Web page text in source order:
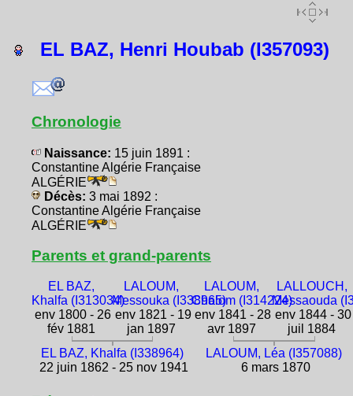
EL BAZ, Henri Houbab (I357093)
Chronologie
Naissance: 15 juin 1891 :
Constantine Algérie Française
ALGÉRIE
Décès: 3 mai 1892 :
Constantine Algérie Française
ALGÉRIE
Parents et grand-parents
EL BAZ,
Khalfa (I313034)
env 1800 - 26
fév 1881
LALOUM,
Messouka (I338965)
env 1821 - 19
jan 1897
LALOUM,
Chalom (I314224)
env 1841 - 28
avr 1897
LALLOUCH,
Messaouda
env 1844 - 30
juil 1884
EL BAZ, Khalfa (I338964)
22 juin 1862 - 25 nov 1941
LALOUM, Léa (I357088)
6 mars 1870